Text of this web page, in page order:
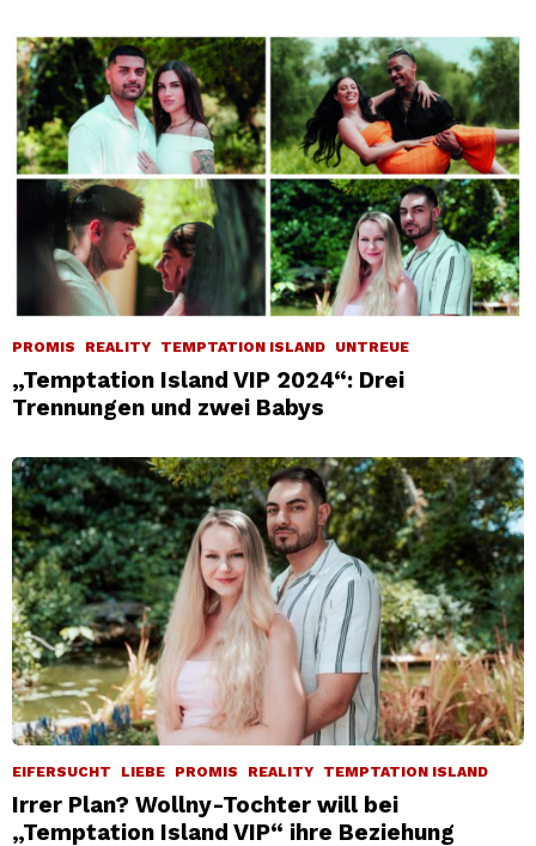
PROMIS REALITY TEMPTATION ISLAND UNTREUE
„Temptation Island VIP 2024“: Drei
Trennungen und zwei Babys
EIFERSUCHT LIEBE PROMIS REALITY TEMPTATION ISLAND
Irrer Plan? Wollny-Tochter will bei
„Temptation Island VIP“ ihre Beziehung